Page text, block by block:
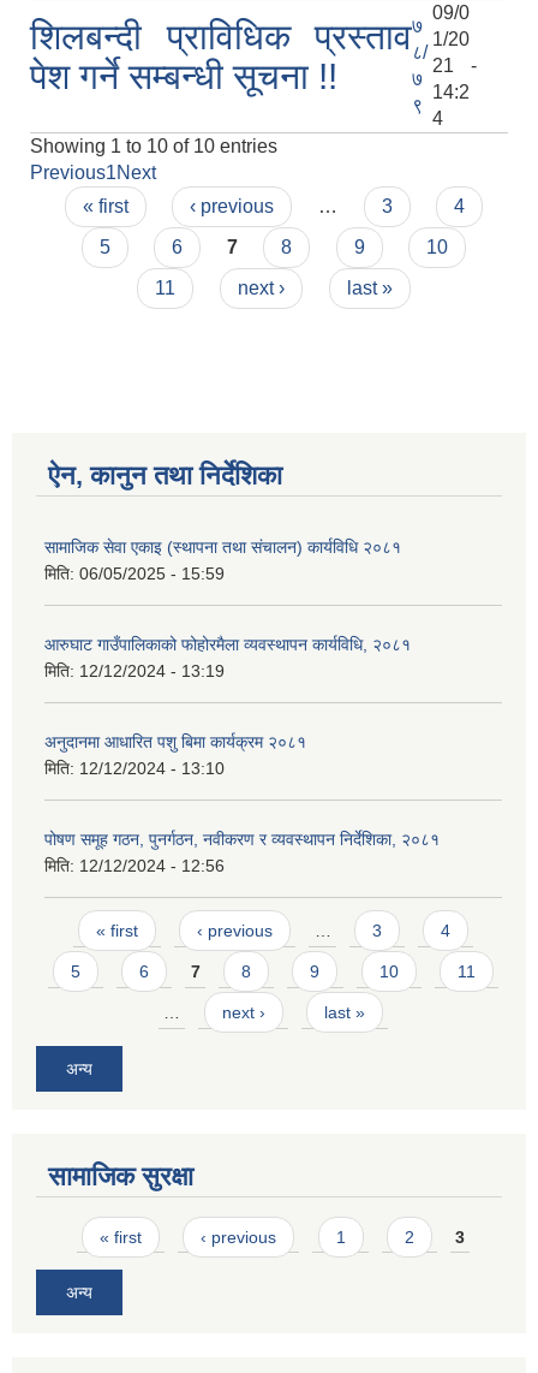
शिलबन्दी प्राविधिक प्रस्ताव
पेश गर्ने सम्बन्धी सूचना !!
७
८/
७
९
09/0
1/20
21 -
14:2
4
Showing 1 to 10 of 10 entries
Previous1Next
Pages
« first ‹ previous … 3
4
5
6 7 8 9
10
11
next › last »
ऐन, कानुन तथा निर्देशिका
सामाजिक सेवा एकाइ (स्थापना तथा संचालन) कार्यविधि २०८१
मिति: 06/05/2025 - 15:59
आरुघाट गाउँपालिकाको फोहोरमैला व्यवस्थापन कार्यविधि, २०८१
मिति: 12/12/2024 - 13:19
अनुदानमा आधारित पशु बिमा कार्यक्रम २०८१
मिति: 12/12/2024 - 13:10
पोषण समूह गठन, पुनर्गठन, नवीकरण र व्यवस्थापन निर्देशिका, २०८१
मिति: 12/12/2024 - 12:56
Pages
« first ‹ previous … 3 4
5 6 7 8 9 10 11
… next › last »
अन्य
सामाजिक सुरक्षा
Pages
« first ‹ previous 1 2 3
अन्य